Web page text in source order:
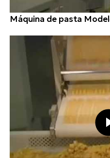
Máquina de pasta